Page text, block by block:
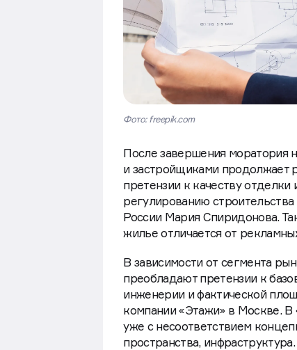
Фото: freepik.com
После завершения моратория
и застройщиками продолжает
претензии к качеству
регулированию
России Мария Спиридонова.
жилье отличается от
В зависимости от сегмента
преобладают претензии к
инженерии и фактической
компании «Этажи» в Москве. В
уже с несоответствием
пространства, инфраструктура.